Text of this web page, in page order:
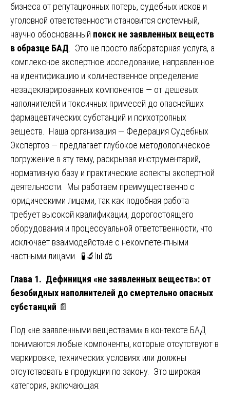
бизнеса от репутационных потерь, судебных исков и
уголовной ответственности становится системный,
научно обоснованный поиск не заявленных веществ
в образце БАД . Это не просто лабораторная услуга, а
комплексное экспертное исследование, направленное
на идентификацию и количественное определение
незадекларированных компонентов — от дешёвых
наполнителей и токсичных примесей до опаснейших
фармацевтических субстанций и психотропных
веществ. Наша организация — Федерация Судебных
Экспертов — предлагает глубокое методологическое
погружение в эту тему, раскрывая инструментарий,
нормативную базу и практические аспекты экспертной
деятельности. Мы работаем преимущественно с
юридическими лицами, так как подобная работа
требует высокой квалификации, дорогостоящего
оборудования и процессуальной ответственности, что
исключает взаимодействие с некомпетентными
частными лицами. 🧪🔬📊⚖️
Глава 1. Дефиниция «не заявленных веществ»: от
безобидных наполнителей до смертельно опасных
субстанций 📄
Под «не заявленными веществами» в контексте БАД
понимаются любые компоненты, которые отсутствуют в
маркировке, технических условиях или должны
отсутствовать в продукции по закону. Это широкая
категория, включающая: